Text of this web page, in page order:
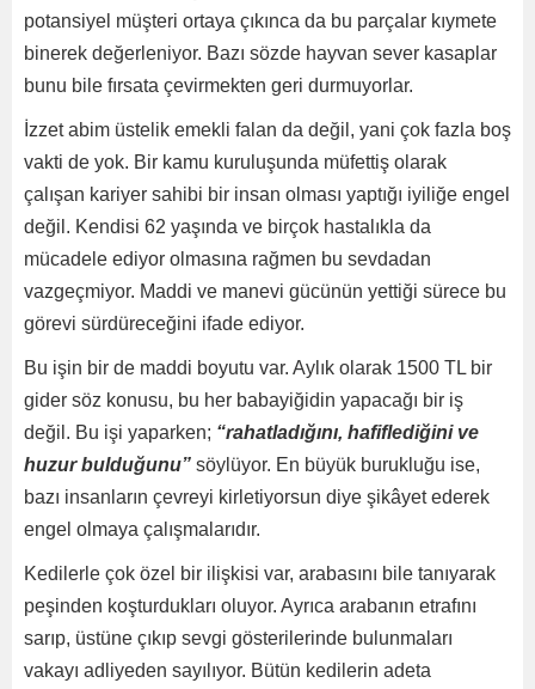
potansiyel müşteri ortaya çıkınca da bu parçalar kıymete
binerek değerleniyor. Bazı sözde hayvan sever kasaplar
bunu bile fırsata çevirmekten geri durmuyorlar.
İzzet abim üstelik emekli falan da değil, yani çok fazla boş
vakti de yok. Bir kamu kuruluşunda müfettiş olarak
çalışan kariyer sahibi bir insan olması yaptığı iyiliğe engel
değil. Kendisi 62 yaşında ve birçok hastalıkla da
mücadele ediyor olmasına rağmen bu sevdadan
vazgeçmiyor. Maddi ve manevi gücünün yettiği sürece bu
görevi sürdüreceğini ifade ediyor.
Bu işin bir de maddi boyutu var. Aylık olarak 1500 TL bir
gider söz konusu, bu her babayiğidin yapacağı bir iş
değil. Bu işi yaparken; “rahatladığını, hafiflediğini ve
huzur bulduğunu” söylüyor. En büyük burukluğu ise,
bazı insanların çevreyi kirletiyorsun diye şikâyet ederek
engel olmaya çalışmalarıdır.
Kedilerle çok özel bir ilişkisi var, arabasını bile tanıyarak
peşinden koşturdukları oluyor. Ayrıca arabanın etrafını
sarıp, üstüne çıkıp sevgi gösterilerinde bulunmaları
vakayı adliyeden sayılıyor. Bütün kedilerin adeta